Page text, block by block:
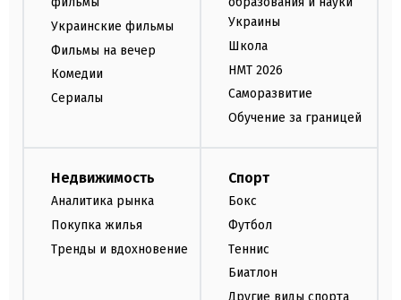
Украинские фильмы
Фильмы на вечер
Комедии
Сериалы
Украины
Школа
НМТ 2026
Саморазвитие
Обучение за границей
Недвижимость
Аналитика рынка
Покупка жилья
Тренды и вдохновение
Спорт
Бокс
Футбол
Теннис
Биатлон